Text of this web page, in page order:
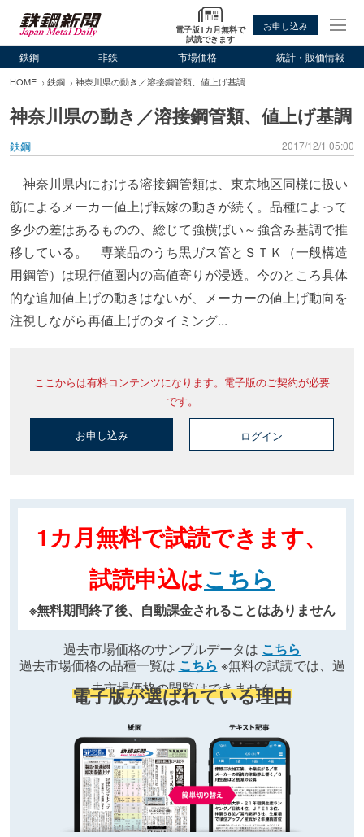
電子版1カ月無料で
試読できます
お申し込み
鉄鋼 非鉄 市場価格 統計・販価情報
HOME 鉄鋼 神奈川県の動き／溶接鋼管類、値上げ基調
神奈川県の動き／溶接鋼管類、値上げ基調
鉄鋼 2017/12/1 05:00
神奈川県内における溶接鋼管類は、東京地区同様に扱い
筋によるメーカー値上げ転嫁の動きが続く。品種によって
多少の差はあるものの、総じて強横ばい～強含み基調で推
移している。 専業品のうち黒ガス管とＳＴＫ（一般構造
用鋼管）は現行値圏内の高値寄りが浸透。今のところ具体
的な追加値上げの動きはないが、メーカーの値上げ動向を
注視しながら再値上げのタイミング...
ここからは有料コンテンツになります。電子版のご契約が必要
です。
お申し込み ログイン
1カ月無料で試読できます、
試読申込はこちら
※無料期間終了後、自動課金されることはありません
過去市場価格のサンプルデータは こちら
過去市場価格の品種一覧は こちら ※無料の試読では、過
去市場価格の閲覧はできません
電子版が選ばれている理由